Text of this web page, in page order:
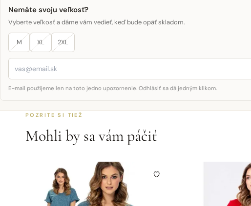
Nemáte svoju veľkosť?
Vyberte veľkosť a dáme vám vedieť, keď bude opäť skladom.
M XL 2XL
E-mail použijeme len na toto jedno upozornenie. Odhlásiť sa dá jedným klikom.
POZRITE SI TIEŽ
Mohli by sa vám páčiť